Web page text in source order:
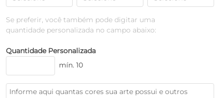
Se preferir, você também pode digitar uma
quantidade personalizada no campo abaixo:
Quantidade Personalizada
mín. 10